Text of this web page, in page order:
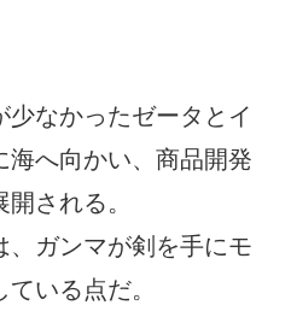
なかったゼータとイ
海へ向かい、商品開発
される。
、ガンマが剣を手にモ
いる点だ。